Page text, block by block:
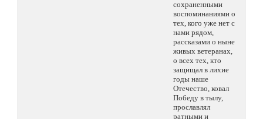
сохраненными
воспоминаниями о
тех, кого уже нет с
нами рядом,
рассказами о ныне
живых ветеранах,
о всех тех, кто
защищал в лихие
годы наше
Отечество, ковал
Победу в тылу,
прославлял
ратными и